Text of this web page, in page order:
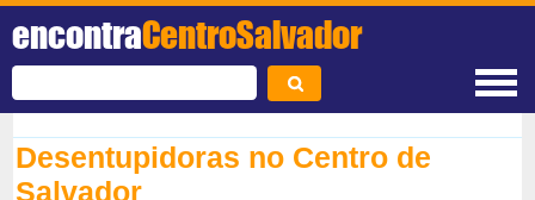
encontraCentroSalvador
Desentupidoras no Centro de
Salvador